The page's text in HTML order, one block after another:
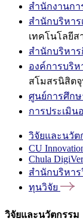
สำนักงานกา
สำนักบริหาร
เทคโนโลยีส
สำนักบริหา
องค์การบริ
สโมสรนิสิต
ศูนย์การศึกษ
การประเมิน
วิจัยและนวัต
CU
Chula
สำนักบริหาร
ทุนวิจัย
วิจัยและนวัตกรรม